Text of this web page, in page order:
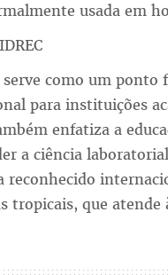
usada em
serve como um
para instituições
enfatiza a
a ciência
reconhecido
tropicais, que atende